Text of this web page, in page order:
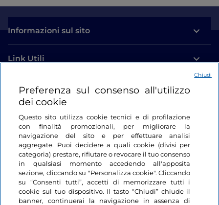
Informazioni sul sito
Link Utili
Login
Restiamo in contatto
Preferenza sul consenso all'utilizzo
dei cookie
Questo sito utilizza cookie tecnici e di profilazione
con finalità promozionali, per migliorare la
navigazione del sito e per effettuare analisi
aggregate. Puoi decidere a quali cookie (divisi per
categoria) prestare, rifiutare o revocare il tuo consenso
in qualsiasi momento accedendo all'apposita
sezione, cliccando su "Personalizza cookie". Cliccando
su “Consenti tutti”, accetti di memorizzare tutti i
cookie sul tuo dispositivo. Il tasto “Chiudi” chiude il
banner, continuerai la navigazione in assenza di
Chiudi